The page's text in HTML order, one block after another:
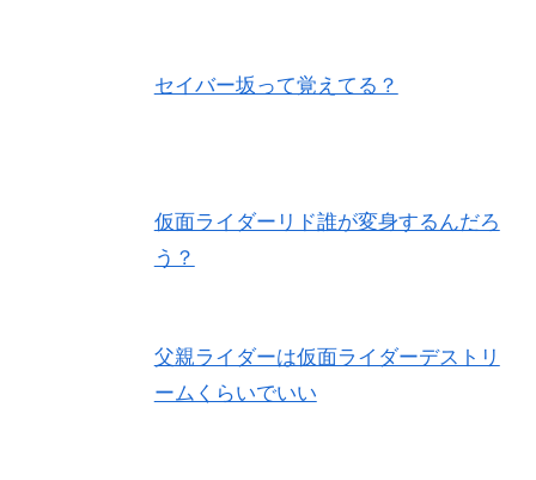
セイバー坂って覚えてる？
仮面ライダーリド誰が変身するんだろ
う？
父親ライダーは仮面ライダーデストリ
ームくらいでいい